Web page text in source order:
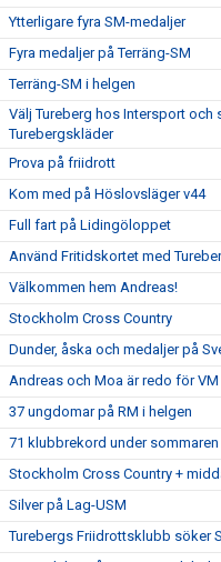
Ytterligare fyra SM-medaljer
Fyra medaljer på Terräng-SM
Terräng-SM i helgen
Välj Tureberg hos Intersport och
Turebergskläder
Prova på friidrott
Kom med på Höslovsläger v44
Full fart på Lidingöloppet
Använd Fritidskortet med
Välkommen hem Andreas!
Stockholm Cross Country
Dunder, åska och medaljer på
Andreas och Moa är redo för VM
37 ungdomar på RM i helgen
71 klubbrekord under sommaren
Stockholm Cross Country +
Silver på Lag-USM
Turebergs Friidrottsklubb söker